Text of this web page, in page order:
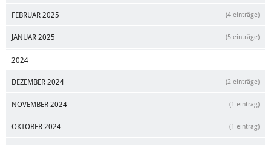
FEBRUAR 2025 (4 einträge)
JANUAR 2025 (5 einträge)
2024
DEZEMBER 2024 (2 einträge)
NOVEMBER 2024 (1 eintrag)
OKTOBER 2024 (1 eintrag)